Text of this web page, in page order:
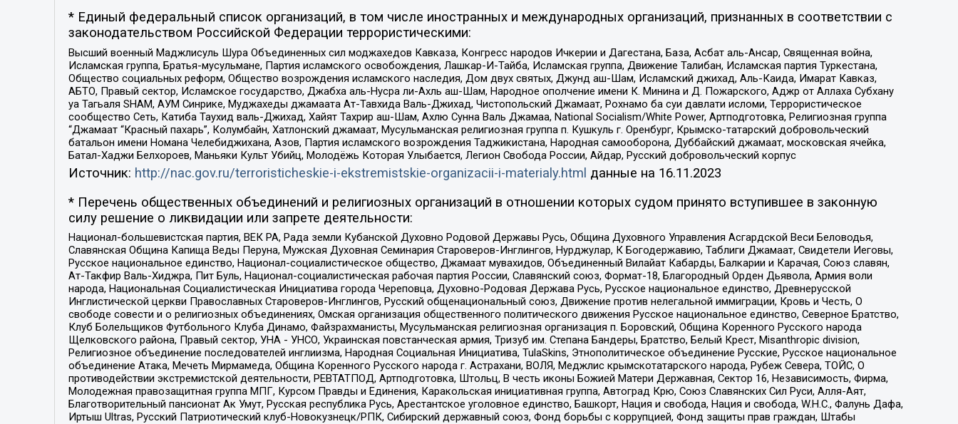
* Единый федеральный список организаций, в том числе иностранных и международных организаций, признанных в соответствии с
законодательством Российской Федерации террористическими:
Высший военный Маджлисуль Шура Объединенных сил моджахедов Кавказа, Конгресс народов Ичкерии и Дагестана, База, Асбат аль-Ансар, Священная война,
Исламская группа, Братья-мусульмане, Партия исламского освобождения, Лашкар-И-Тайба, Исламская группа, Движение Талибан, Исламская партия Туркестана,
Общество социальных реформ, Общество возрождения исламского наследия, Дом двух святых, Джунд аш-Шам, Исламский джихад, Аль-Каида, Имарат Кавказ,
АБТО, Правый сектор, Исламское государство, Джабха аль-Нусра ли-Ахль аш-Шам, Народное ополчение имени К. Минина и Д. Пожарского, Аджр от Аллаха Субхану
уа Тагьаля SHAM, АУМ Синрике, Муджахеды джамаата Ат-Тавхида Валь-Джихад, Чистопольский Джамаат, Рохнамо ба суи давлати исломи, Террористическое
сообщество Сеть, Катиба Таухид валь-Джихад, Хайят Тахрир аш-Шам, Ахлю Сунна Валь Джамаа, National Socialism/White Power, Артподготовка, Религиозная группа
“Джамаат “Красный пахарь”, Колумбайн, Хатлонский джамаат, Мусульманская религиозная группа п. Кушкуль г. Оренбург, Крымско-татарский добровольческий
батальон имени Номана Челебиджихана, Азов, Партия исламского возрождения Таджикистана, Народная самооборона, Дуббайский джамаат, московская ячейка,
Батал-Хаджи Белхороев, Маньяки Культ Убийц, Молодёжь Которая Улыбается, Легион Свобода России, Айдар, Русский добровольческий корпус
Источник: http://nac.gov.ru/terroristicheskie-i-ekstremistskie-organizacii-i-materialy.html данные на 16.11.2023
* Перечень общественных объединений и религиозных организаций в отношении которых судом принято вступившее в законную
силу решение о ликвидации или запрете деятельности:
Национал-большевистская партия, ВЕК РА, Рада земли Кубанской Духовно Родовой Державы Русь, Община Духовного Управления Асгардской Веси Беловодья,
Славянская Община Капища Веды Перуна, Мужская Духовная Семинария Староверов-Инглингов, Нурджулар, К Богодержавию, Таблиги Джамаат, Свидетели Иеговы,
Русское национальное единство, Национал-социалистическое общество, Джамаат мувахидов, Объединенный Вилайат Кабарды, Балкарии и Карачая, Союз славян,
Ат-Такфир Валь-Хиджра, Пит Буль, Национал-социалистическая рабочая партия России, Славянский союз, Формат-18, Благородный Орден Дьявола, Армия воли
народа, Национальная Социалистическая Инициатива города Череповца, Духовно-Родовая Держава Русь, Русское национальное единство, Древнерусской
Инглистической церкви Православных Староверов-Инглингов, Русский общенациональный союз, Движение против нелегальной иммиграции, Кровь и Честь, О
свободе совести и о религиозных объединениях, Омская организация общественного политического движения Русское национальное единство, Северное Братство,
Клуб Болельщиков Футбольного Клуба Динамо, Файзрахманисты, Мусульманская религиозная организация п. Боровский, Община Коренного Русского народа
Щелковского района, Правый сектор, УНА - УНСО, Украинская повстанческая армия, Тризуб им. Степана Бандеры, Братство, Белый Крест, Misanthropic division,
Религиозное объединение последователей инглиизма, Народная Социальная Инициатива, TulaSkins, Этнополитическое объединение Русские, Русское национальное
объединение Атака, Мечеть Мирмамеда, Община Коренного Русского народа г. Астрахани, ВОЛЯ, Меджлис крымскотатарского народа, Рубеж Севера, ТОЙС, О
противодействии экстремистской деятельности, РЕВТАТПОД, Артподготовка, Штольц, В честь иконы Божией Матери Державная, Сектор 16, Независимость, Фирма,
Молодежная правозащитная группа МПГ, Курсом Правды и Единения, Каракольская инициативная группа, Автоград Крю, Союз Славянских Сил Руси, Алля-Аят,
Благотворительный пансионат Ак Умут, Русская республика Русь, Арестантское уголовное единство, Башкорт, Нация и свобода, Нация и свобода, W.H.С., Фалунь Дафа,
Иртыш Ultras, Русский Патриотический клуб-Новокузнецк/РПК, Сибирский державный союз, Фонд борьбы с коррупцией, Фонд защиты прав граждан, Штабы